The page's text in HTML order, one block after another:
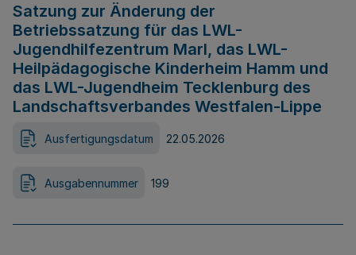
Satzung zur Änderung der
Betriebssatzung für das LWL-
Jugendhilfezentrum Marl, das LWL-
Heilpädagogische Kinderheim Hamm und
das LWL-Jugendheim Tecklenburg des
Landschaftsverbandes Westfalen-Lippe
Ausfertigungsdatum 22.05.2026
Ausgabennummer 199